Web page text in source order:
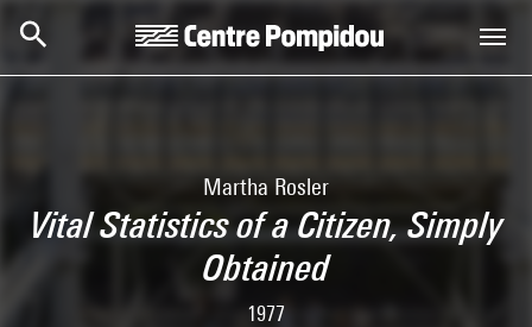
Martha Rosler
Vital Statistics of a Citizen, Simply
Obtained
1977